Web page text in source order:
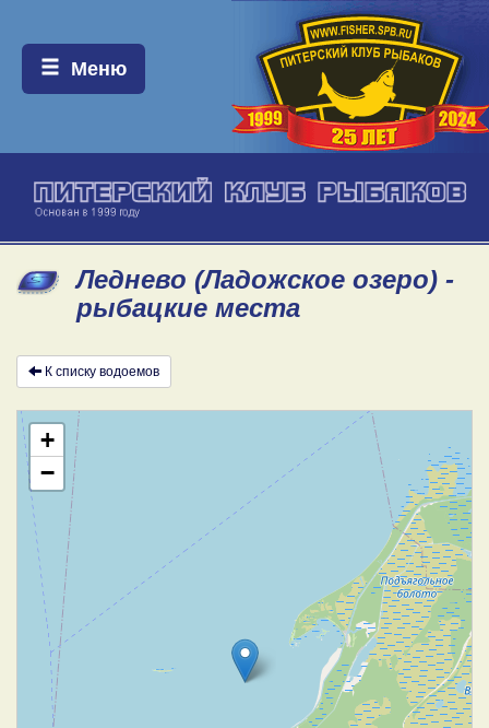
Меню:
Меню
Леднево (Ладожское озеро) -
рыбацкие места
К списку водоемов
+
−